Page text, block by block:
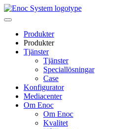
Skip
to
Produkter
Produkter
Tjänster
Tjänster
Speciallösningar
Case
Konfigurator
Mediacenter
Om Enoc
Om Enoc
Kvalitet